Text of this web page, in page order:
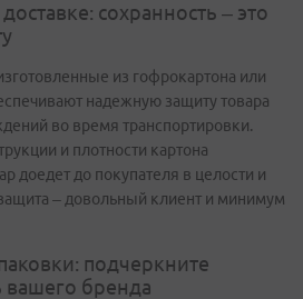
сохранность – это
из гофрокартона или
надежную защиту товара
во время транспортировки.
и плотности картона
доедет до покупателя в целости и
– довольный клиент и минимум
подчеркните
вашего бренда